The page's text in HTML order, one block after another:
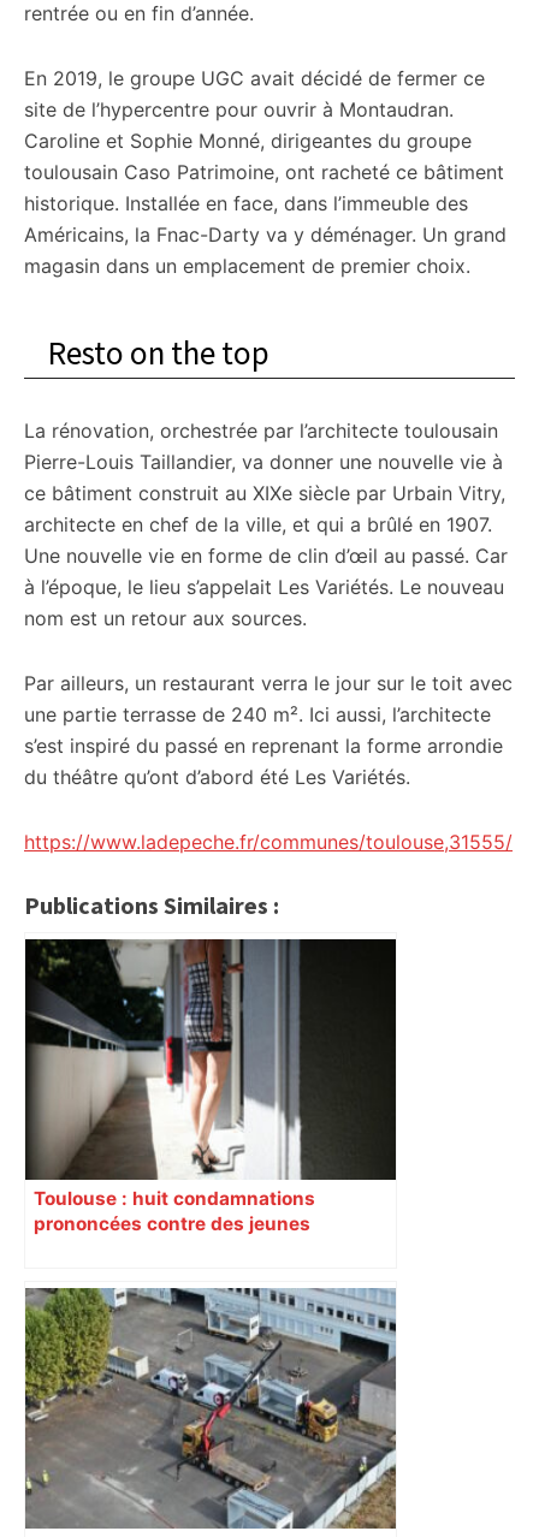
rentrée ou en fin d’année.
En 2019, le groupe UGC avait décidé de fermer ce
site de l’hypercentre pour ouvrir à Montaudran.
Caroline et Sophie Monné, dirigeantes du groupe
toulousain Caso Patrimoine, ont racheté ce bâtiment
historique. Installée en face, dans l’immeuble des
Américains, la Fnac-Darty va y déménager. Un grand
magasin dans un emplacement de premier choix.
Resto on the top
La rénovation, orchestrée par l’architecte toulousain
Pierre-Louis Taillandier, va donner une nouvelle vie à
ce bâtiment construit au XIXe siècle par Urbain Vitry,
architecte en chef de la ville, et qui a brûlé en 1907.
Une nouvelle vie en forme de clin d’œil au passé. Car
à l’époque, le lieu s’appelait Les Variétés. Le nouveau
nom est un retour aux sources.
Par ailleurs, un restaurant verra le jour sur le toit avec
une partie terrasse de 240 m². Ici aussi, l’architecte
s’est inspiré du passé en reprenant la forme arrondie
du théâtre qu’ont d’abord été Les Variétés.
https://www.ladepeche.fr/communes/toulouse,31555/
Publications Similaires :
Toulouse : huit condamnations
prononcées contre des jeunes